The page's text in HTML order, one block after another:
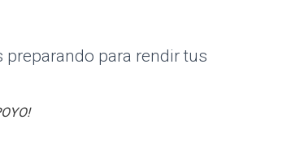
preparando para rendir tus